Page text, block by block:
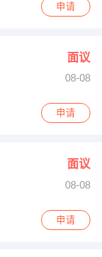
申请
面议
08-08
申请
面议
08-08
申请